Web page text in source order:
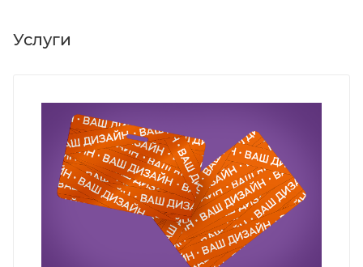
Услуги